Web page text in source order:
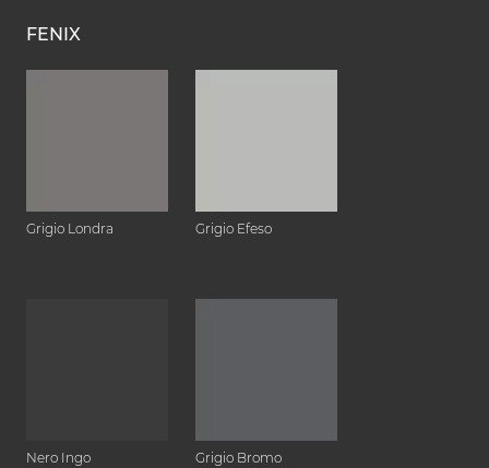
FENIX
Grigio Londra Grigio Efeso
Nero Ingo Grigio Bromo